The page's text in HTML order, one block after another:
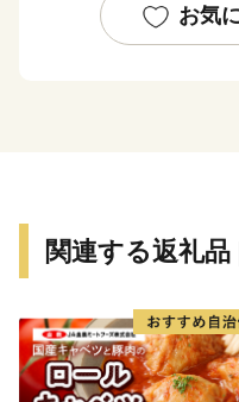
本サイトの運営は、下
ーが行っております。
※土日、祝祭日、年末
【ワンストップ特例申
下妻市役所 経済部 農業
お気
関連する返礼